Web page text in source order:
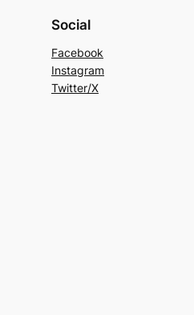
Social
Facebook
Instagram
Twitter/X